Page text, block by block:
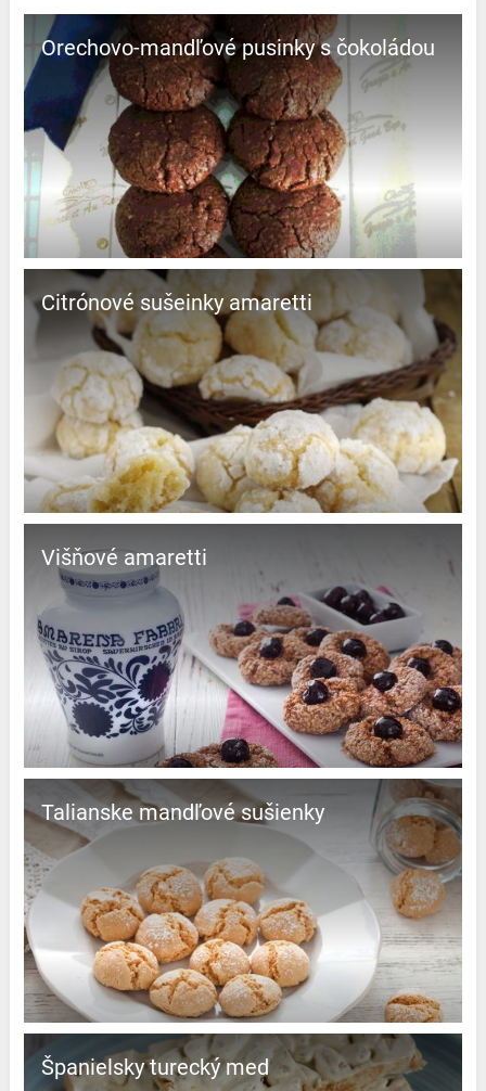
Orechovo-mandľové pusinky s čokoládou
Citrónové sušeinky amaretti
Višňové amaretti
Talianske mandľové sušienky
španielsky turecký med